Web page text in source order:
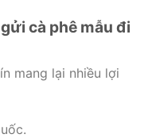
cà phê mẫu đi
mang lại nhiều lợi